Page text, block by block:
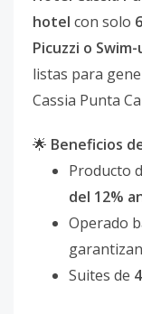
hotel con solo
Picuzzi o
listas para
Cassia Punta
🌟 Beneficios
Producto
del 12%
Operado
Suites de